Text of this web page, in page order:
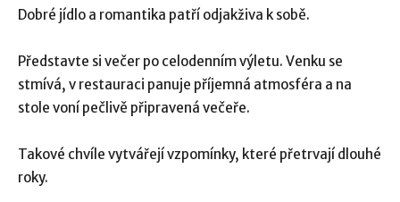
Dobré jídlo a romantika patří odjakživa k sobě.
Představte si večer po celodenním výletu. Venku se
stmívá, v restauraci panuje příjemná atmosféra a na
stole voní pečlivě připravená večeře.
Takové chvíle vytvářejí vzpomínky, které přetrvají dlouhé
roky.